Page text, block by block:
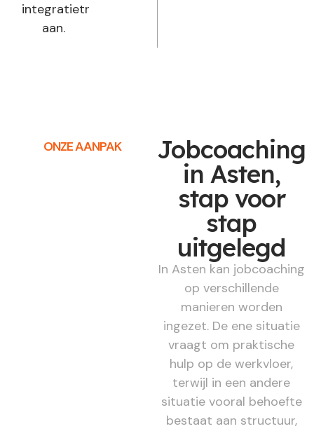
integratietraject
aan.
ONZE AANPAK Jobcoaching
in Asten,
stap voor
stap
uitgelegd
In Asten kan jobcoaching
op verschillende
manieren worden
ingezet. De ene situatie
vraagt om praktische
hulp op de werkvloer,
terwijl in een andere
situatie vooral behoefte
bestaat aan structuur,